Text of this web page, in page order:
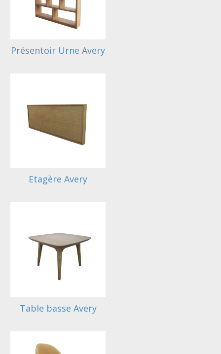
Présentoir Urne Avery
Etagère Avery
Table basse Avery